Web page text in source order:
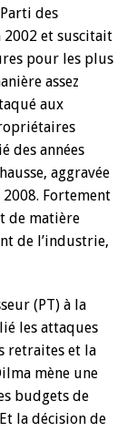
des
et suscitait
pour les plus
assez
aux
des années
aggravée
Fortement
de matière
de l’industrie,
(PT) à la
les attaques
retraites et la
mène une
budgets de
la décision de